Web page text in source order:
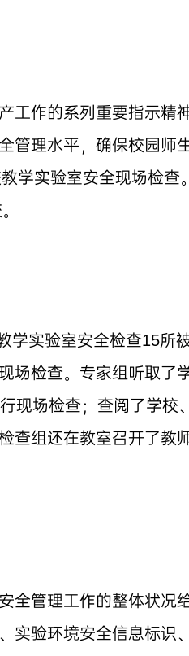
工作的系列重要指示精
管理水平，确保校园师
学实验室安全现场检查
学实验室安全检查15所
场检查。专家组听取了
现场检查；查阅了学校
查组还在教室召开了教
全管理工作的整体状况
实验环境安全信息标识